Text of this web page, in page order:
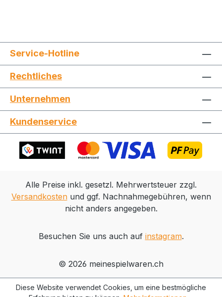
Jetzt die Website deinen Freunden zeigen
Whatsapp
Service-Hotline
Rechtliches
Unternehmen
Kundenservice
Alle Preise inkl. gesetzl. Mehrwertsteuer zzgl.
Versandkostenund ggf. Nachnahmegebühren, wenn
nicht anders angegeben.
Besuchen Sie uns auch auf instagram.
© 2026 meinespielwaren.ch
Diese Website verwendet Cookies, um eine bestmögliche